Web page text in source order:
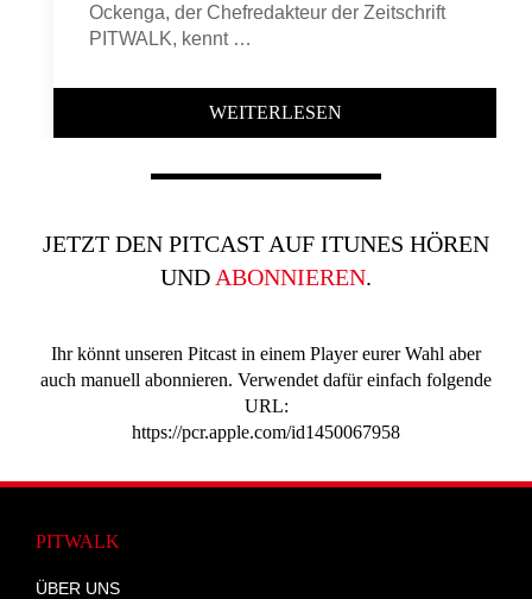
Ockenga, der Chefredakteur der Zeitschrift
PITWALK, kennt …
WEITERLESEN
JETZT DEN PITCAST AUF ITUNES HÖREN
UND ABONNIEREN.
Ihr könnt unseren Pitcast in einem Player eurer Wahl aber
auch manuell abonnieren. Verwendet dafür einfach folgende
URL:
https://pcr.apple.com/id1450067958
PITWALK
ÜBER UNS